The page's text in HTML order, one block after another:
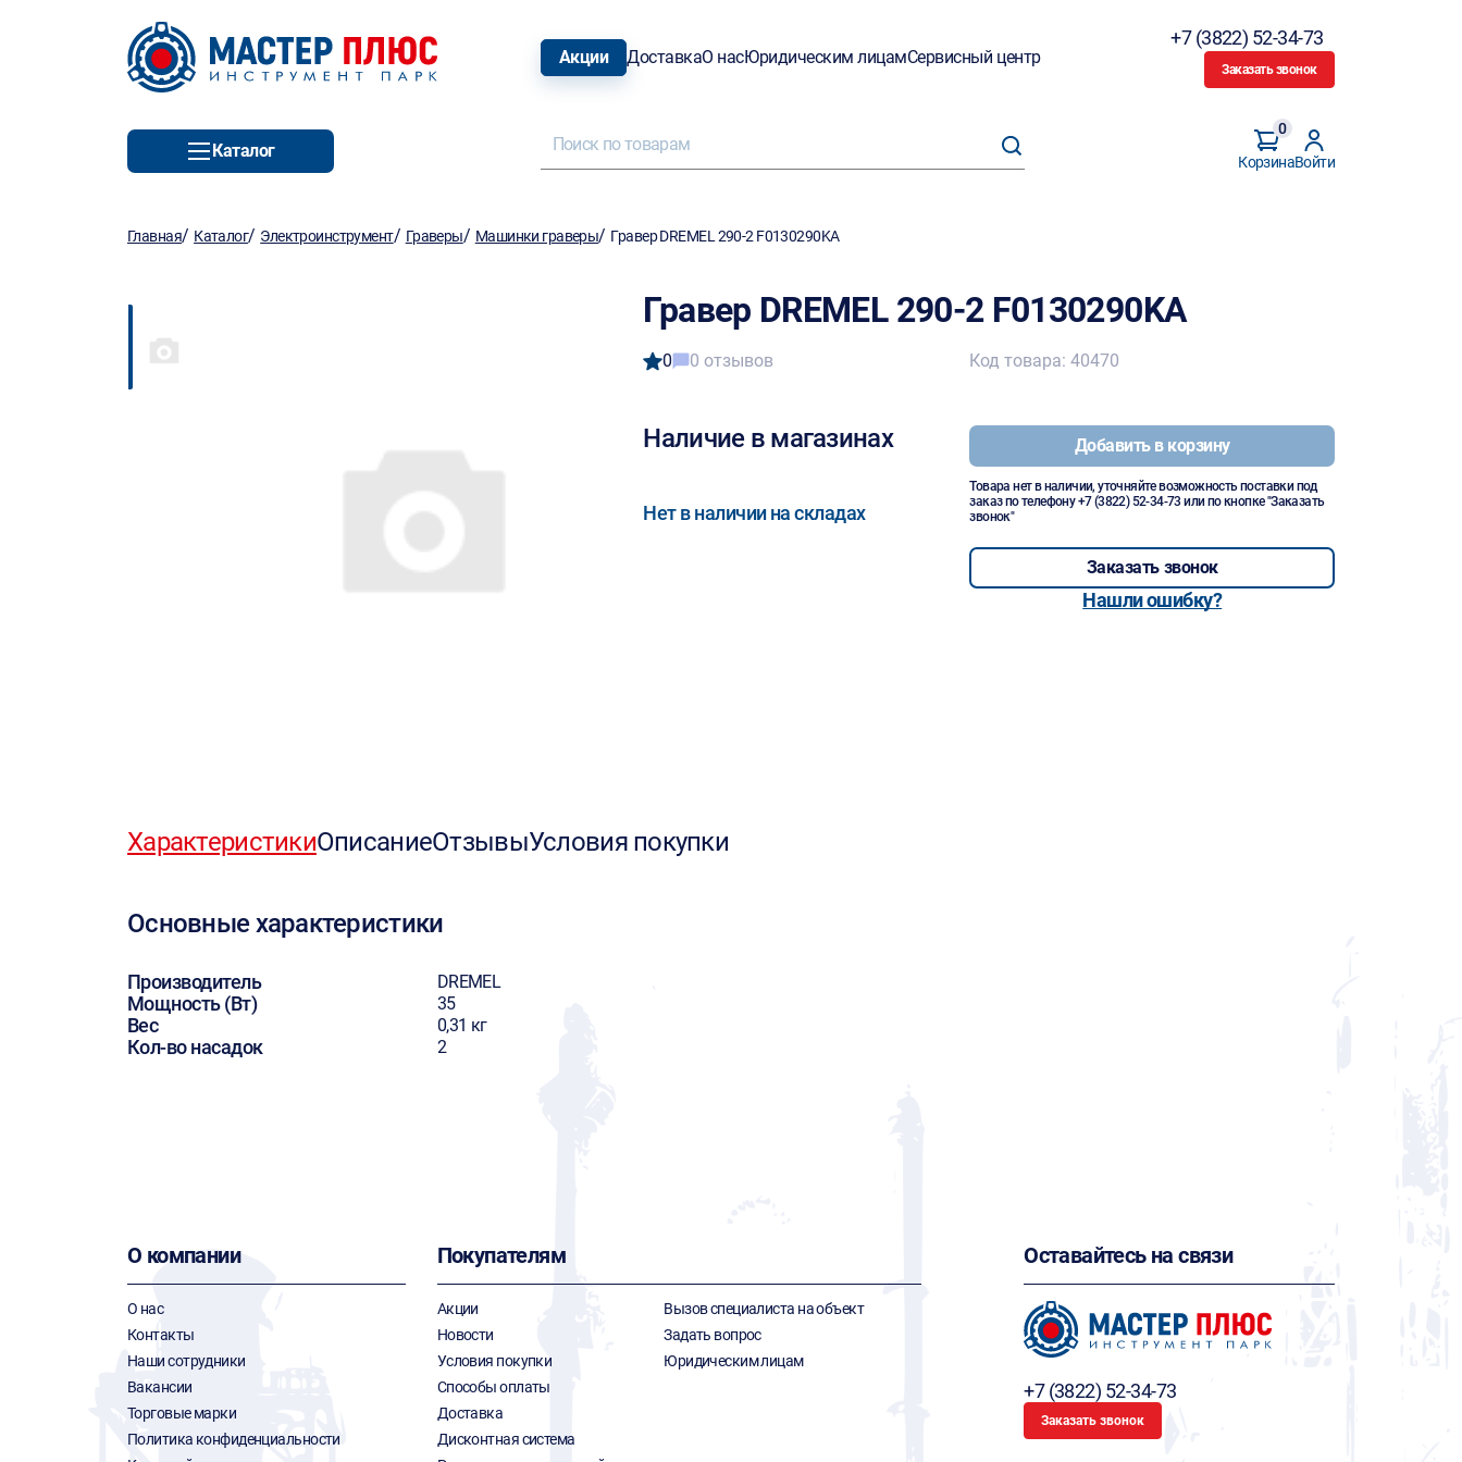
Акции ДоставкаО насЮридическим лицамСервисный центр
+7 (3822) 52-34-73
Заказать звонок
Каталог
Корзина
0
Войти
Главная/ Каталог/ Электроинструмент/ Граверы/ Машинки граверы/ Гравер DREMEL 290-2 F0130290KA
Гравер DREMEL 290-2 F0130290KA
0 0 отзывов
Наличие в магазинах
Нет в наличии на складах
Код товара: 40470
Добавить в корзину
Товара нет в наличии, уточняйте возможность поставки под
заказ по телефону+7 (3822) 52-34-73 или по кнопке "Заказать
звонок"
Заказать звонок
Нашли ошибку?
ХарактеристикиОписаниеОтзывыУсловия покупки
Основные характеристики
Производитель DREMEL
Мощность (Вт) 35
Вес 0,31 кг
Кол-во насадок 2
О компании
О нас
Контакты
Наши сотрудники
Вакансии
Торговые марки
Политика конфиденциальности
Покупателям
Акции
Новости
Условия покупки
Способы оплаты
Доставка
Дисконтная система
Вызов специалиста на объект
Задать вопрос
Юридическим лицам
Оставайтесь на связи
+7 (3822) 52-34-73
Заказать звонок